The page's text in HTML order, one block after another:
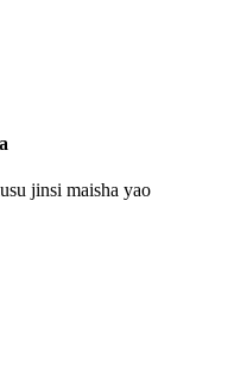
jinsi maisha yao